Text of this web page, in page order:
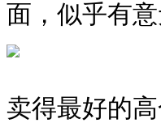
面，似乎有
卖得最好的